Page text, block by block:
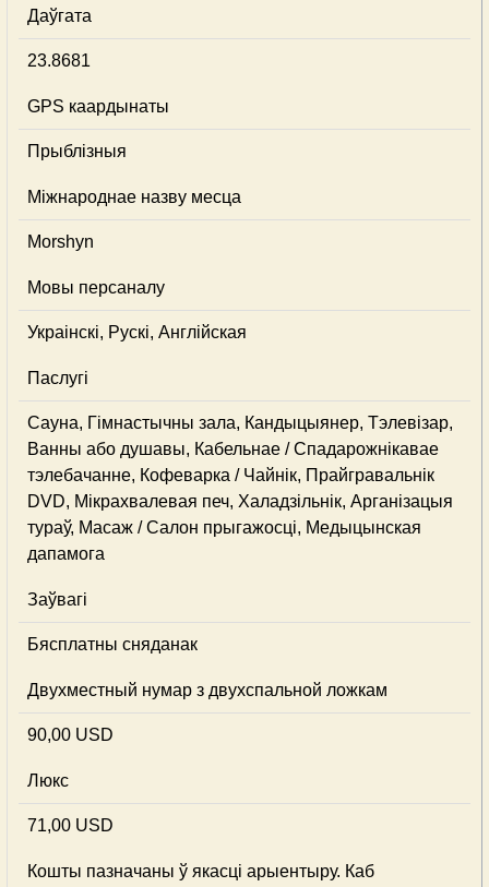
Даўгата
23.8681
GPS каардынаты
Прыблізныя
Міжнароднае назву месца
Morshyn
Мовы персаналу
Украінскі, Рускі, Англійская
Паслугі
Сауна, Гімнастычны зала, Кандыцыянер, Тэлевізар,
Ванны або душавы, Кабельнае / Спадарожнiкавае
тэлебачанне, Кофеварка / Чайнік, Прайгравальнік
DVD, Мікрахвалевая печ, Халадзільнік, Арганізацыя
тураў, Масаж / Салон прыгажосці, Медыцынская
дапамога
Заўвагі
Бясплатны сняданак
Двухместный нумар з двухспальной ложкам
90,00 USD
Люкс
71,00 USD
Кошты пазначаны ў якасці арыентыру. Каб